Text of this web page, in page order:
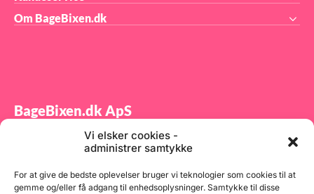
Vi elsker cookies -
administrer samtykke
For at give de bedste oplevelser bruger vi teknologier som cookies til at
gemme og/eller få adgang til enhedsoplysninger. Samtykke til disse
Om BageBixen.dk
BageBixen.dk ApS
Tilmeld dig vores nyhedsbrev og modtag gode tilbud
samt spændende produktnyheder direkte i din
indbakke.